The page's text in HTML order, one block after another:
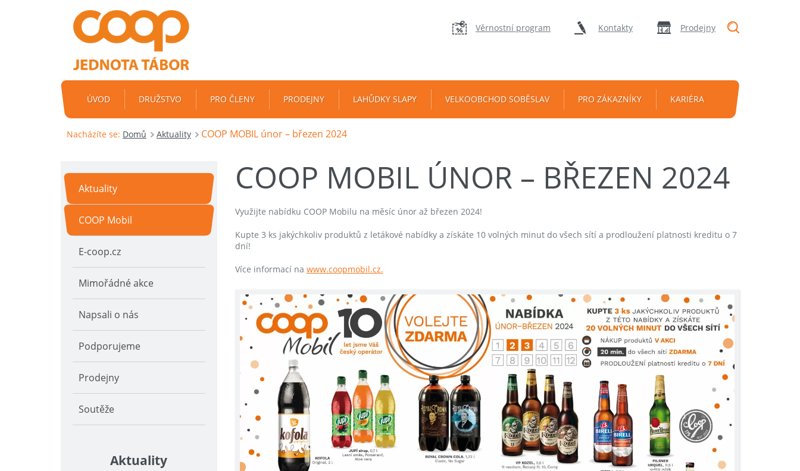
Věrnostní program Kontakty Prodejny
ÚVOD DRUŽSTVO PRO ČLENY PRODEJNY LAHŮDKY SLAPY VELKOOBCHOD SOBĚSLAV PRO ZÁKAZNÍKY KARIÉRA
Nacházíte se: Domů Aktuality COOP MOBIL únor – březen 2024
COOP MOBIL ÚNOR – BŘEZEN 2024
Využijte nabídku COOP Mobilu na měsíc únor až březen 2024!
Kupte 3 ks jakýchkoliv produktů z letákové nabídky a získáte 10 volných minut do všech sítí a prodloužení platnosti kreditu o 7
dní!
Více informací na www.coopmobil.cz.
Aktuality
COOP Mobil
E-coop.cz
Mimořádné akce
Napsali o nás
Podporujeme
Prodejny
Soutěže
Aktuality